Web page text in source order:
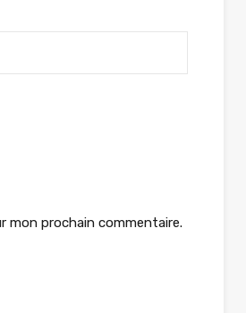
mon prochain commentaire.